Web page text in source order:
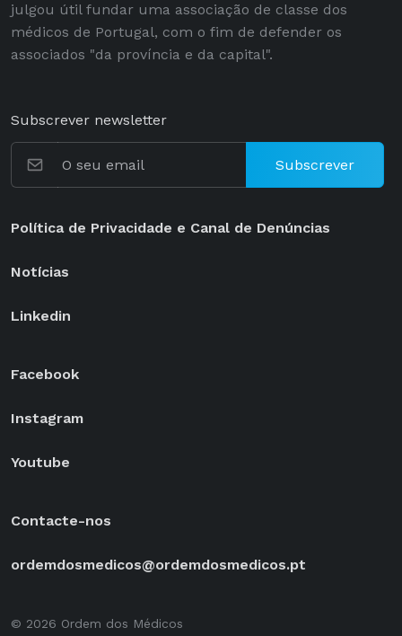
julgou útil fundar uma associação de classe dos
médicos de Portugal, com o fim de defender os
associados "da província e da capital".
Subscrever newsletter
Subscrever
Política de Privacidade e Canal de Denúncias
Notícias
Linkedin
Facebook
Instagram
Youtube
Contacte-nos
ordemdosmedicos@ordemdosmedicos.pt
© 2026 Ordem dos Médicos